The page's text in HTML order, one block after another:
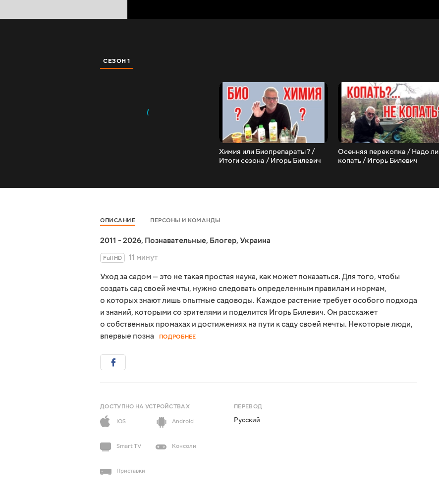
СЕЗОН 1
Химия или Биопрепараты? /
Итоги сезона / Игорь Билевич
Осенняя перекопка / Надо ли
копать / Игорь Билевич
ОПИСАНИЕ ПЕРСОНЫ И КОМАНДЫ
2011 - 2026, Познавательные, Блогер, Украина
Full HD
11 минут
Уход за садом — это не такая простая наука, как может показаться. Для того, чтобы
создать сад своей мечты, нужно следовать определенным правилам и нормам,
о которых знают лишь опытные садоводы. Каждое растение требует особого подхода
и знаний, которыми со зрителями и поделится Игорь Билевич. Он расскажет
о собственных промахах и достижениях на пути к саду своей мечты. Некоторые люди,
впервые позна
ПОДРОБНЕЕ
ДОСТУПНО НА УСТРОЙСТВАХ
iOS
Android
Smart TV Консоли
Приставки
ПЕРЕВОД
Русский